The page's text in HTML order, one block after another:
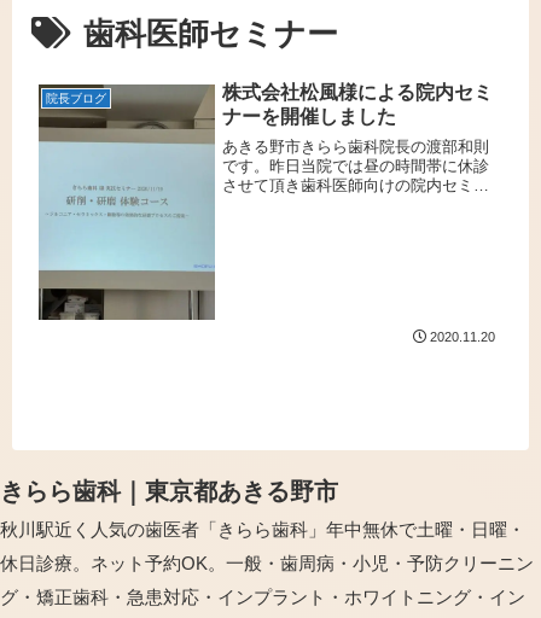
歯科医師セミナー
院長ブログ
株式会社松風様による院内セミ
ナーを開催しました
あきる野市きらら歯科院長の渡部和則
です。昨日当院では昼の時間帯に休診
させて頂き歯科医師向けの院内セミナ
2020.11.20
きらら歯科｜東京都あきる野市
秋川駅近く人気の歯医者「きらら歯科」年中無休で土曜・日曜・
休日診療。ネット予約OK。一般・歯周病・小児・予防クリーニン
グ・矯正歯科・急患対応・インプラント・ホワイトニング・イン